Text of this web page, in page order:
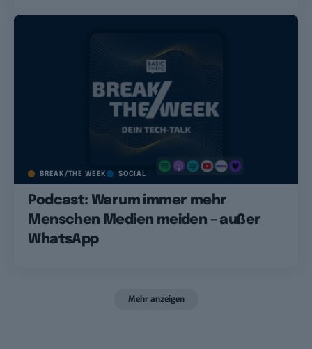
BREAK/THE WEEK SOCIAL
Podcast: Warum immer mehr
Menschen Medien meiden – außer
WhatsApp
Mehr anzeigen